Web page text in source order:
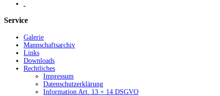
Service
Galerie
Mannschaftsarchiv
Links
Downloads
Rechtliches
Impressum
Datenschutzerklärung
Information Art. 13 + 14 DSGVO